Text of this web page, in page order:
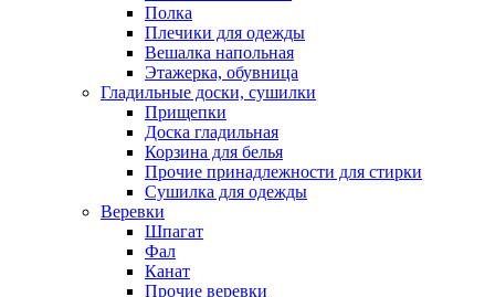
Полка
Плечики для одежды
Вешалка напольная
Этажерка, обувница
Гладильные доски, сушилки
Прищепки
Доска гладильная
Корзина для белья
Прочие принадлежности для стирки
Сушилка для одежды
Веревки
Шпагат
Фал
Канат
Прочие веревки